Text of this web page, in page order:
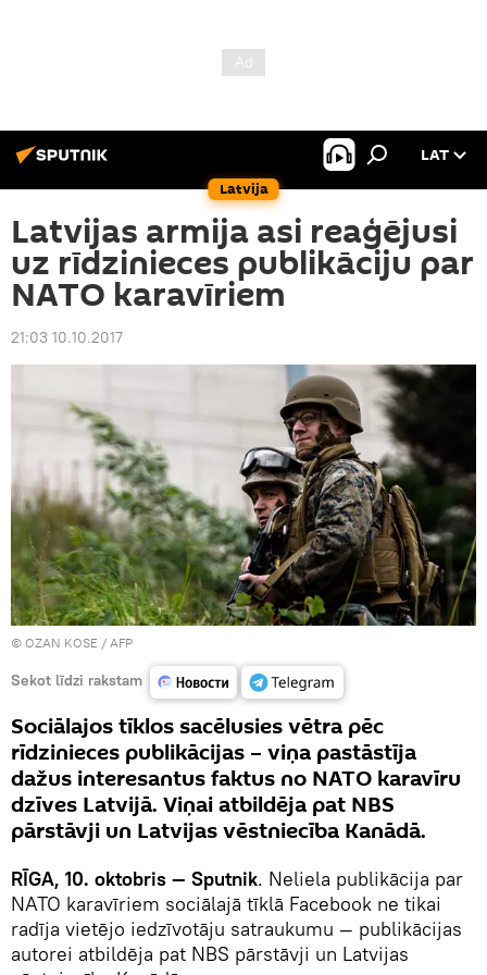
Latvija
LAT
Latvijas armija asi reaģējusi
uz rīdzinieces publikāciju par
NATO karavīriem
21:03 10.10.2017
© OZAN KOSE / AFP
Sekot līdzi rakstam
Sociālajos tīklos sacēlusies vētra pēc
rīdzinieces publikācijas – viņa pastāstīja
dažus interesantus faktus no NATO karavīru
dzīves Latvijā. Viņai atbildēja pat NBS
pārstāvji un Latvijas vēstniecība Kanādā.
RĪGA, 10. oktobris — Sputnik. Neliela publikācija par
NATO karavīriem sociālajā tīklā Facebook ne tikai
radīja vietējo iedzīvotāju satraukumu — publikācijas
autorei atbildēja pat NBS pārstāvji un Latvijas